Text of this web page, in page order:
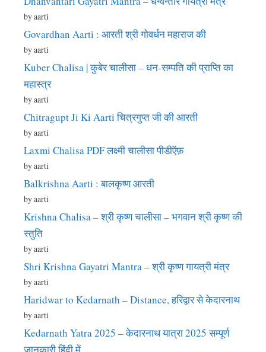
by aarti
Govardhan Aarti : आरती श्री गोवर्धन महाराज की
by aarti
Kuber Chalisa | कुबेर चालीसा – धन-सम्पति की प्राप्ति का
महास्त्र
by aarti
Chitragupt Ji Ki Aarti चित्रगुप्त जी की आरती
by aarti
Laxmi Chalisa PDF लक्ष्मी चालीसा पीडीऍफ़
by aarti
Balkrishna Aarti : बालकृष्ण आरती
by aarti
Krishna Chalisa – श्री कृष्ण चालीसा – भगवान श्री कृष्ण की
स्तुति
by aarti
Shri Krishna Gayatri Mantra – श्री कृष्ण गायत्री मंत्र
by aarti
Haridwar to Kedarnath – Distance, हरिद्वार से केदारनाथ
by aarti
Kedarnath Yatra 2025 – केदारनाथ यात्रा 2025 सम्पूर्ण
जानकारी हिंदी में